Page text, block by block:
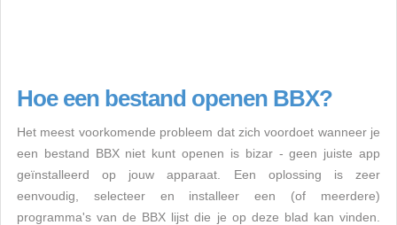
Hoe een bestand openen BBX?
Het meest voorkomende probleem dat zich voordoet wanneer je
een bestand BBX niet kunt openen is bizar - geen juiste app
geïnstalleerd op jouw apparaat. Een oplossing is zeer
eenvoudig, selecteer en installeer een (of meerdere)
programma's van de BBX lijst die je op deze blad kan vinden.